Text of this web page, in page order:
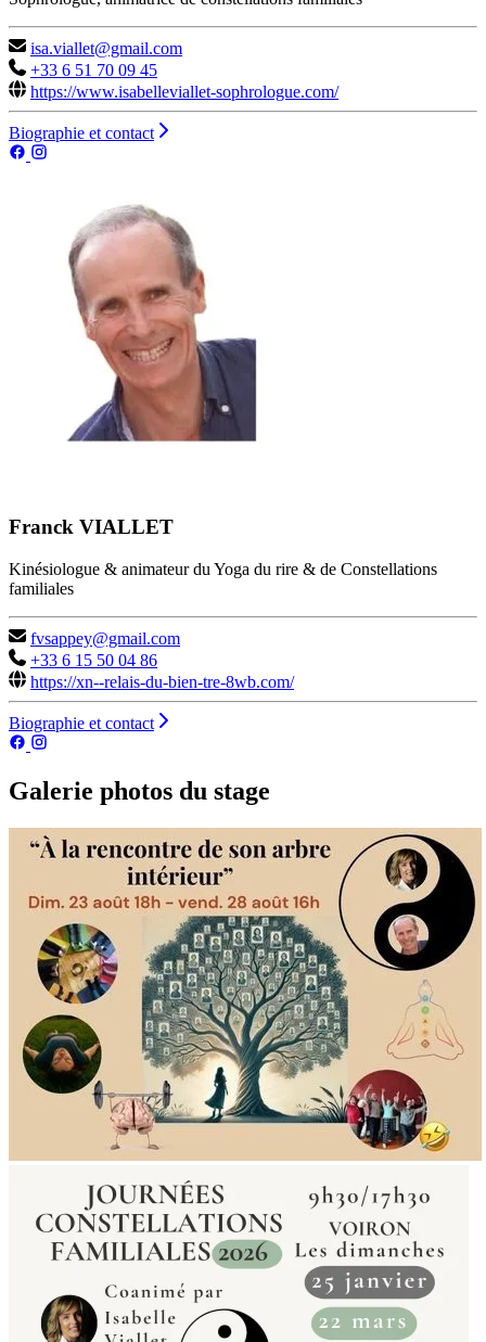
isa.viallet@gmail.com
+33 6 51 70 09 45
https://www.isabelleviallet-sophrologue.com/
Biographie et contact
Franck VIALLET
Kinésiologue & animateur du Yoga du rire & de Constellations
familiales
fvsappey@gmail.com
+33 6 15 50 04 86
https://xn--relais-du-bien-tre-8wb.com/
Biographie et contact
Galerie photos du stage